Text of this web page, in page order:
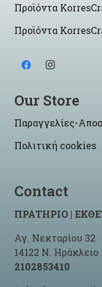
Προϊόντα
Προϊόντα
Our Store
Παραγγελίες-
Πολιτική cookies
Contact
ΠΡΑΤΗΡΙΟ |
Αγ. Νεκταρίου 32
14122 Ν.
2102853410